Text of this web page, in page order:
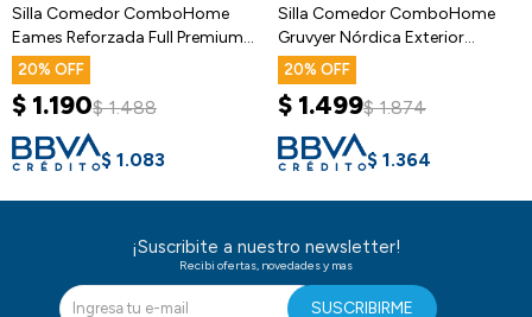
Silla Comedor ComboHome
Eames Reforzada Full Premium
Nórdica
20
$ 1.190$ 1.488
$ 1.083
Silla Comedor ComboHome
Gruvyer Nórdica Exterior
Interior
20
$ 1.499$ 1.874
$ 1.364
¡Suscribite a nuestro newsletter!
Recibi ofertas, novedades y mas
SUSCRIBIRME